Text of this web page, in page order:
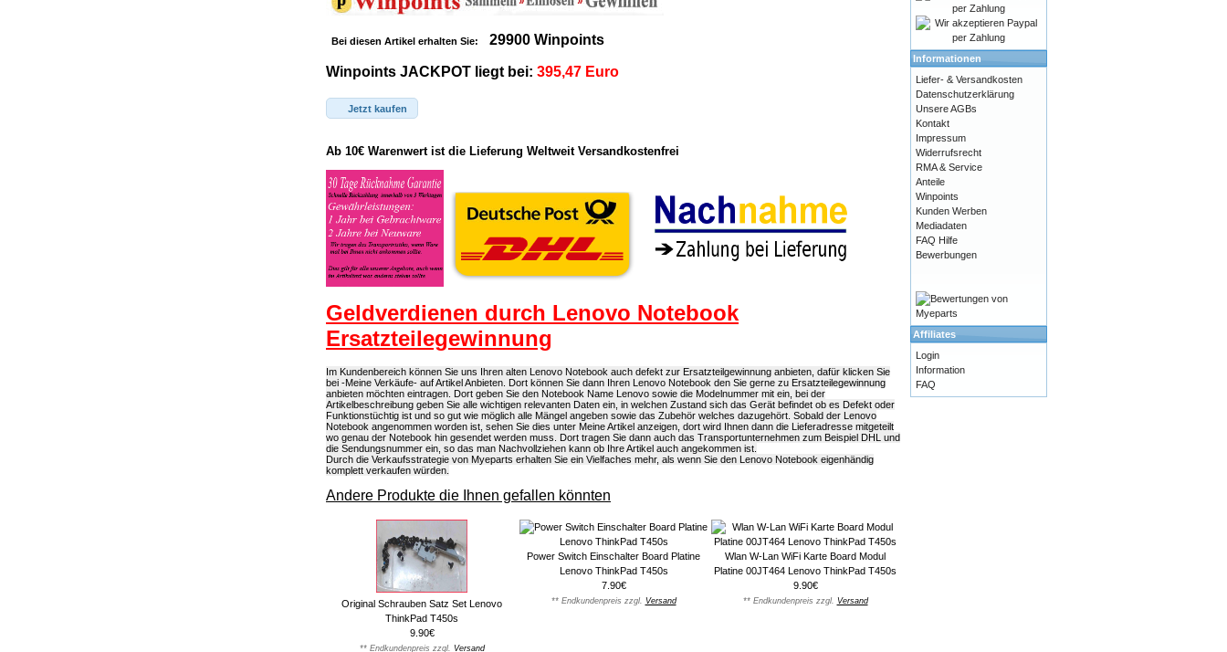
Bei diesen Artikel erhalten Sie: 29900 Winpoints
Winpoints JACKPOT liegt bei: 395,47 Euro
Jetzt kaufen
Ab 10€ Warenwert ist die Lieferung Weltweit Versandkostenfrei
Geldverdienen durch Lenovo Notebook
Ersatzteilegewinnung
Im Kundenbereich können Sie uns Ihren alten Lenovo Notebook auch defekt zur Ersatzteilgewinnung anbieten, dafür klicken Sie
bei -Meine Verkäufe- auf Artikel Anbieten. Dort können Sie dann Ihren Lenovo Notebook den Sie gerne zu Ersatzteilegewinnung
anbieten möchten eintragen. Dort geben Sie den Notebook Name Lenovo sowie die Modelnummer mit ein, bei der
Artikelbeschreibung geben Sie alle wichtigen relevanten Daten ein, in welchen Zustand sich das Gerät befindet ob es Defekt oder
Funktionstüchtig ist und so gut wie möglich alle Mängel angeben sowie das Zubehör welches dazugehört. Sobald der Lenovo
Notebook angenommen worden ist, sehen Sie dies unter Meine Artikel anzeigen, dort wird Ihnen dann die Lieferadresse mitgeteilt
wo genau der Notebook hin gesendet werden muss. Dort tragen Sie dann auch das Transportunternehmen zum Beispiel DHL und
die Sendungsnummer ein, so das man Nachvollziehen kann ob Ihre Artikel auch angekommen ist.
Durch die Verkaufsstrategie von Myeparts erhalten Sie ein Vielfaches mehr, als wenn Sie den Lenovo Notebook eigenhändig
komplett verkaufen würden.
Andere Produkte die Ihnen gefallen könnten
Original Schrauben Satz Set Lenovo
ThinkPad T450s
9.90€
** Endkundenpreis zzgl. Versand
Power Switch Einschalter Board Platine
Lenovo ThinkPad T450s
7.90€
** Endkundenpreis zzgl. Versand
Wlan W-Lan WiFi Karte Board Modul
Platine 00JT464 Lenovo ThinkPad T450s
9.90€
** Endkundenpreis zzgl. Versand
Informationen
Liefer- & Versandkosten
Datenschutzerklärung
Unsere AGBs
Kontakt
Impressum
Widerrufsrecht
RMA & Service
Anteile
Winpoints
Kunden Werben
Mediadaten
FAQ Hilfe
Bewerbungen
Affiliates
Login
Information
FAQ